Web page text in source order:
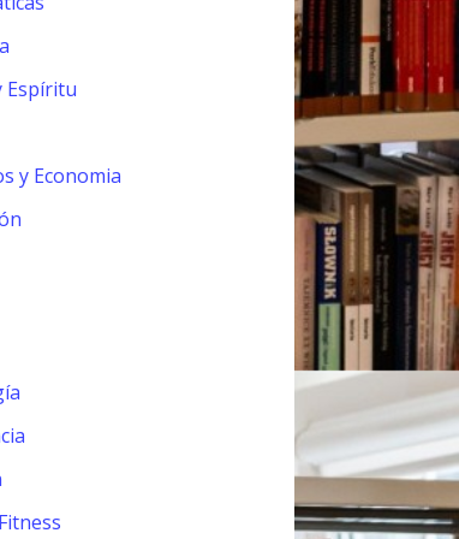
Espíritu
y Economia